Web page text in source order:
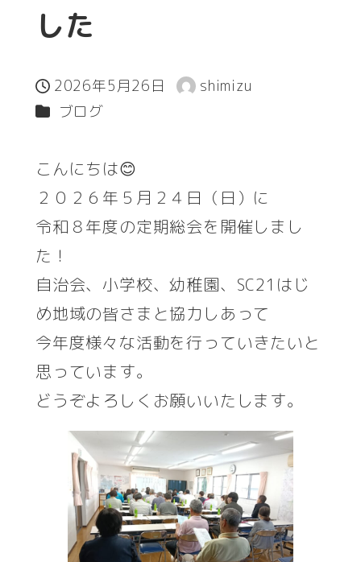
した
投稿日
2026年5月26日
著
shimizu
カテゴリー
ブログ
こんにちは😊
２０２６年５月２４日（日）に
令和８年度の定期総会を開催しまし
た！
自治会、小学校、幼稚園、SC21はじ
め地域の皆さまと協力しあって
今年度様々な活動を行っていきたいと
思っています。
どうぞよろしくお願いいたします。